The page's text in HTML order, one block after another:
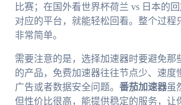
比赛；在国外看世界杯荷兰 vs 日本的
对应的平台，就能轻松回看。整个过程
非常简单。
需要注意的是，选择加速器时要避免那
的产品，免费加速器往往节点少、速度
广告或者数据安全问题。 番茄加速器虽
但性价比很高，能提供稳定的服务，让